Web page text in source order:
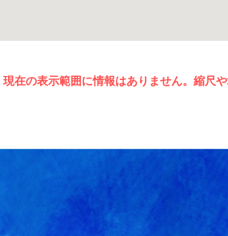
現在の表示範囲に情報はありません。縮尺